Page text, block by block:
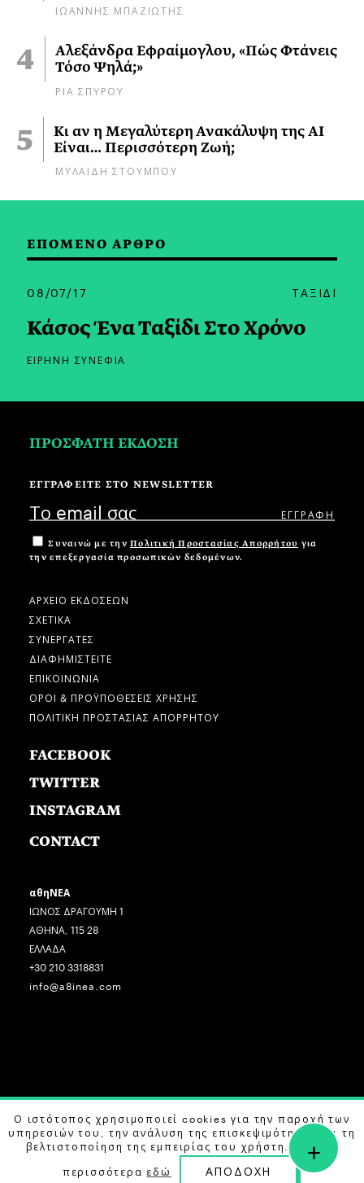
ΙΩΑΝΝΗΣ ΜΠΑΖΙΩΤΗΣ
Αλεξάνδρα Εφραίμογλου, «Πώς Φτάνεις
Τόσο Ψηλά;»
ΡΙΑ ΣΠΥΡΟΥ
Κι αν η Μεγαλύτερη Ανακάλυψη της AI
Είναι… Περισσότερη Ζωή;
ΜΥΛΑΙΔΗ ΣΤΟΥΜΠΟΥ
ΕΠΟΜΕΝΟ ΑΡΘΡΟ
08/07/17 ΤΑΞΙΔΙ
Κάσος Ένα Ταξίδι Στο Χρόνο
ΕΙΡΗΝΗ ΣΥΝΕΦΙΑ
ΠΡΟΣΦΑΤΗ ΕΚΔΟΣΗ
ΕΓΓΡΑΦΕΙΤΕ ΣΤΟ NEWSLETTER
Συναινώ με την Πολιτική Προστασίας Απορρήτου για
την επεξεργασία προσωπικών δεδομένων.
ΑΡΧΕΙΟ ΕΚΔΟΣΕΩΝ
ΣΧΕΤΙΚΑ
ΣΥΝΕΡΓΑΤΕΣ
ΔΙΑΦΗΜΙΣΤΕΙΤΕ
ΕΠΙΚΟΙΝΩΝΙΑ
ΟΡΟΙ & ΠΡΟΫΠΟΘΕΣΕΙΣ ΧΡΗΣΗΣ
ΠΟΛΙΤΙΚΗ ΠΡΟΣΤΑΣΙΑΣ ΑΠΟΡΡΗΤΟΥ
FACEBOOK
TWITTER
INSTAGRAM
CONTACT
αθηΝΕΑ
ΙΩΝΟΣ ΔΡΑΓΟΥΜΗ 1
ΑΘΗΝΑ, 115 28
ΕΛΛΑΔΑ
+30 210 3318831
info@a8inea.com
COPYRIGHT © 2026 αθηΝΕΑ, ALL RIGHTS RESERVED.
DESIGN BY G DESIGN STUDIO. DEVELOPED BYB LABS
Ο ιστότοπος χρησιμοποιεί cookies για την παροχή των
υπηρεσιών του, την ανάλυση της επισκεψιμότητας και τη
βελτιστοποίηση της εμπειρίας του χρήστη. Μάθετε
περισσότεραεδώ ΑΠΟΔΟΧΗ
+